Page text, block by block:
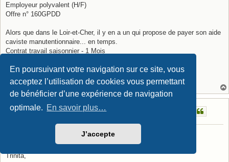
En poursuivant votre navigation sur ce site, vous
acceptez l’utilisation de cookies vous permettant
de bénéficier d’une expérience de navigation
optimale. En savoir plus…
J’accepte
a
g
Employeur polyvalent (H/F)
Offre n° 160GPDD
Alors que dans le Loir-et-Cher, il y en a un qui propose de payer son aide
caviste manutentionnaire... en temps.
Contrat travail saisonnier - 1 Mois
Salaire brut : de 35 heures à 48 heures
Offre n° 160CSSV
cathy77
Re: Ces offres ont été publiées !
s
Trinita,